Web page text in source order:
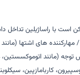
است با راساژیلین تداخل
های اشتها (مانند
توجه (مانند
کاربامازپین،